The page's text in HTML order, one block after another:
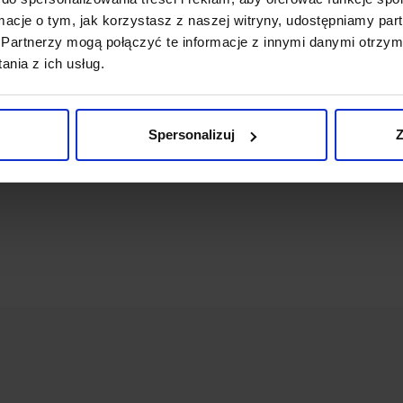
o tym, jak korzystasz z naszej witryny, udostępniamy
mogą połączyć te informacje z innymi danymi
z ich usług.
Spersonalizuj
ROSCIAVIZZA SZARY
SWETER MĘSKI
PÓŁGOLF BEŻOWY